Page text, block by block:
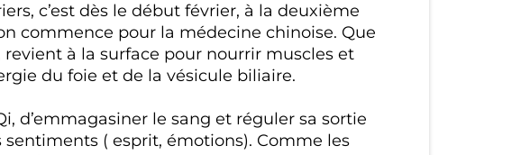
c’est dès le début février, à la deuxième
commence pour la médecine chinoise. Que
revient à la surface pour nourrir muscles et
du foie et de la vésicule biliaire.
d’emmagasiner le sang et réguler sa sortie
( esprit, émotions). Comme les